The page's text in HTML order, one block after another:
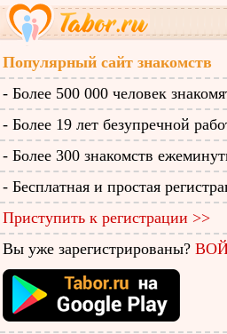
Популярный сайт знакомств
- Более 500 000 человек
- Более 19 лет безупречной
- Более 300 знакомств
- Бесплатная и простая
Приступить к регистрации >>
Вы уже зарегистрированы?